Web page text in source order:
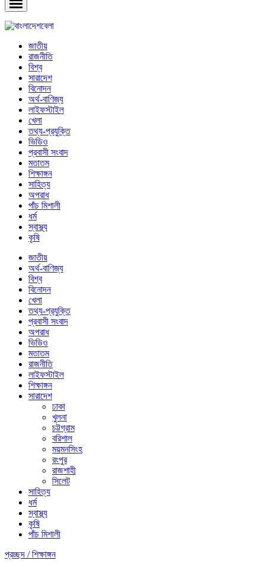
জাতীয়
রাজনীতি
বিশ্ব
সারাদেশ
বিনোদন
অর্থ-বাণিজ্য
লাইফস্টাইল
খেলা
তথ্য-প্রযুক্তি
ভিডিও
প্রবাসী সংবাদ
মতাতম
শিক্ষাঙ্গন
সাহিত্য
অপরাধ
পাঁচ মিশালী
ধর্ম
স্বাস্থ্য
কৃষি
জাতীয়
অর্থ-বাণিজ্য
বিশ্ব
বিনোদন
খেলা
তথ্য-প্রযুক্তি
প্রবাসী সংবাদ
অপরাধ
ভিডিও
মতাতম
রাজনীতি
লাইফস্টাইল
শিক্ষাঙ্গন
সারাদেশ
ঢাকা
খুলনা
চট্টগ্রাম
বরিশাল
ময়মনসিংহ
রংপুর
রাজশাহী
সিলেট
সাহিত্য
ধর্ম
স্বাস্থ্য
কৃষি
পাঁচ মিশালী
প্রচ্ছদ /শিক্ষাঙ্গন